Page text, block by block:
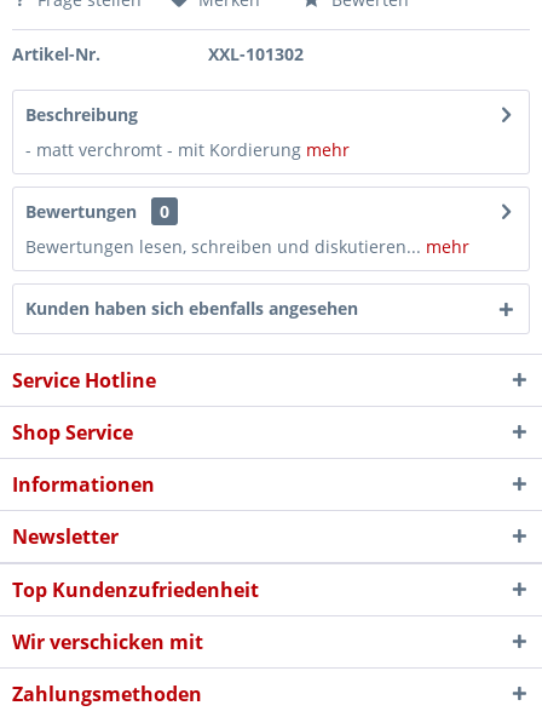
Artikel-Nr. XXL-101302
Beschreibung
- matt verchromt - mit Kordierung mehr
Bewertungen
0
Bewertungen lesen, schreiben und diskutieren... mehr
Kunden haben sich ebenfalls angesehen
Service Hotline
Shop Service
Informationen
Newsletter
Top Kundenzufriedenheit
Wir verschicken mit
Zahlungsmethoden